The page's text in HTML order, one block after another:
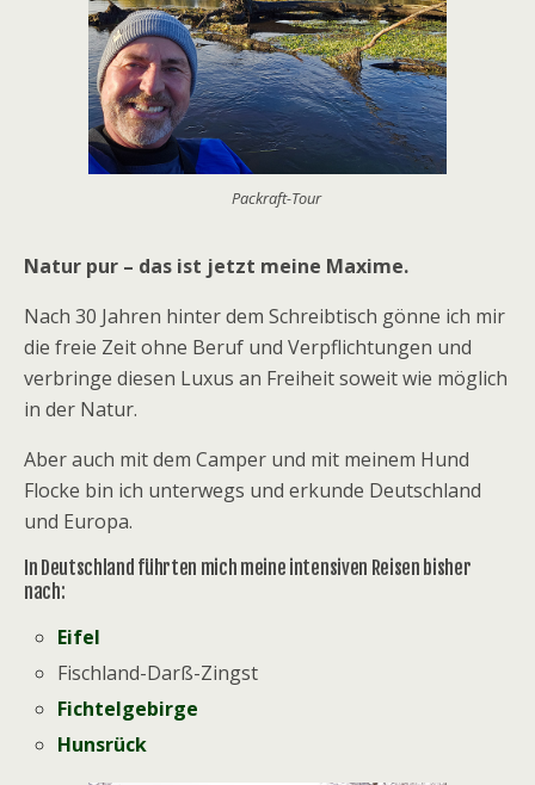
Packraft-Tour
Natur pur – das ist jetzt meine Maxime.
Nach 30 Jahren hinter dem Schreibtisch gönne ich mir
die freie Zeit ohne Beruf und Verpflichtungen und
verbringe diesen Luxus an Freiheit soweit wie möglich
in der Natur.
Aber auch mit dem Camper und mit meinem Hund
Flocke bin ich unterwegs und erkunde Deutschland
und Europa.
In Deutschland führten mich meine intensiven Reisen bisher
nach:
Eifel
Fischland-Darß-Zingst
Fichtelgebirge
Hunsrück